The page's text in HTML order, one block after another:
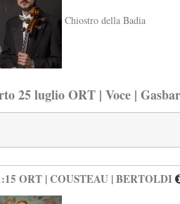
Chiostro della Badia
25 luglio ORT | Voce |
ORT | COUSTEAU | BERTOLDI